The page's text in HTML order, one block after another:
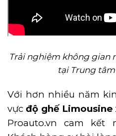
Trải nghiệm không gian
tại Trung
Với hơn nhiều năm
vựcđộ ghế Limousine
Proauto.vn cam kết